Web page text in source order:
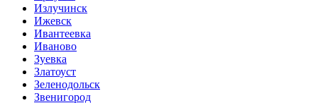
Излучинск
Ижевск
Ивантеевка
Иваново
Зуевка
Златоуст
Зеленодольск
Звенигород